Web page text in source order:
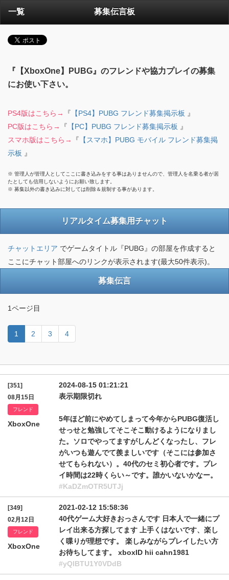
一覧 募集伝言板
『【XboxOne】PUBG』のフレンドや協力プレイの募集
にお使い下さい。
PS4版はこちら→ 『 【PS4】PUBG フレンド募集掲示板 』
PC版はこちら→
『 【PC】PUBG フレンド募集掲示板 』
スマホ版はこちら→
『 【スマホ】PUBG モバイル フレンド募集掲
示板 』
※ 管理人が管理人としてここに書き込みをする事はありませんので、管理人を名乗る者が居
たとしても信用しないようにお願い致します。
※ 募集以外の書き込みに対しては削除＆規制する事があります。
リアルタイム募集用チャット
チャットエリア でゲームタイトル『PUBG』の部屋を作成すると
ここにチャット部屋へのリンクが表示されます(最大50件表示)。
募集伝言
1ページ目
1 2 3 4
[351]
08月15日
フレンド
XboxOne
2024-08-15 01:21:21
表示期限切れ
5年ほど前にやめてしまって今年からPUBG復活し
せっせと勉強してそこそこ動けるようになりまし
た。ソロでやってますがしんどくなったし、フレ
がいつも遊んでて羨ましいです（そこには参加さ
せてもられない）。40代のセミ初心者です。プレ
イ時間は22時くらい～です。誰かいないかなー。
#KaDZmOTR5UTJj
[349]
02月12日
フレンド
XboxOne
2021-02-12 15:58:36
40代ゲーム大好きおっさんです 日本人で一緒にプ
レイ出来る方探してます 上手くはないです、楽し
く喋りが理想です。 楽しみながらプレイしたい方
お待ちしてます。 xboxID hii cahn1981
#yQlBTU1Y0VDdB